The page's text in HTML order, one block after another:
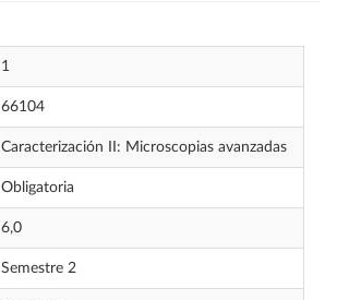
1
66104
Caracterización II: Microscopias avanzadas
Obligatoria
6,0
Semestre 2